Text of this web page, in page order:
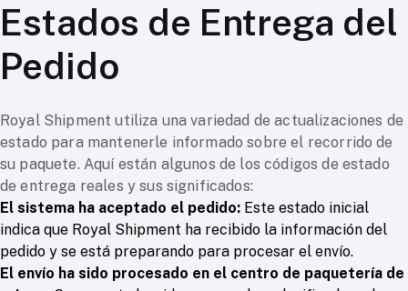
Estados de Entrega del
Pedido
Royal Shipment utiliza una variedad de actualizaciones de
estado para mantenerle informado sobre el recorrido de
su paquete. Aquí están algunos de los códigos de estado
de entrega reales y sus significados:
El sistema ha aceptado el pedido: Este estado inicial
indica que Royal Shipment ha recibido la información del
pedido y se está preparando para procesar el envío.
El envío ha sido procesado en el centro de paquetería de